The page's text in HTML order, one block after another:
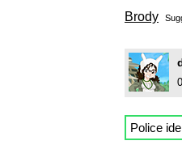
Brody
Police